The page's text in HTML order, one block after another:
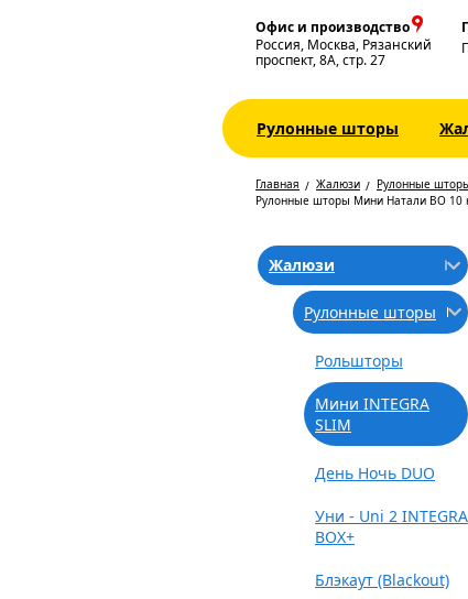
Офис и производство
Россия, Москва, Рязанский
проспект, 8А, стр. 27
Рулонные шторы
Главная Жалюзи Рулонные
Рулонные шторы Мини Натали ВО 10
Жалюзи
Рулонные шторы
Рольшторы
Мини INTEGRA
SLIM
День Ночь DUO
Уни - Uni 2 INTEGRA
BOX+
Блэкаут (Blackout)